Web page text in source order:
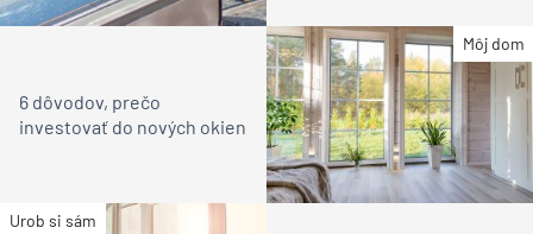
Môj dom
6 dôvodov, prečo
investovať do nových okien
Urob si sám